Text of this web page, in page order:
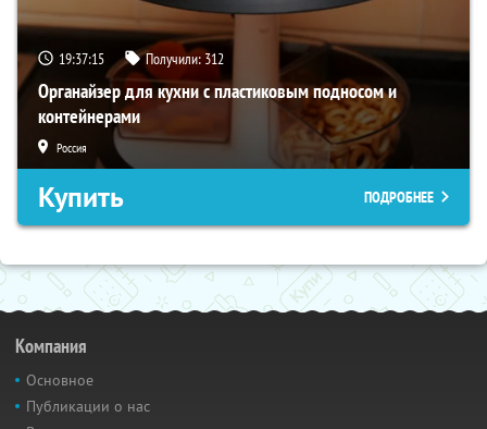
19:37:14 Получили: 312
Органайзер для кухни с пластиковым подносом и
контейнерами
Россия
Купить ПОДРОБНЕЕ
Компания
Основное
Публикации о нас